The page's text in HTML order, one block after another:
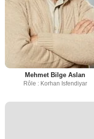
Mehmet Bilge Aslan
Rôle : Korhan Isfendiyar